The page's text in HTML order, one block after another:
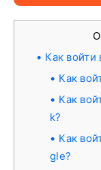
Как войти
Как
Как
k?
Как
gle?